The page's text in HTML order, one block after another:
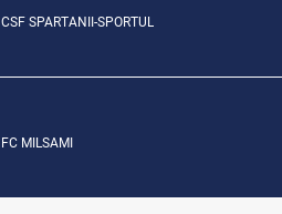
CSF SPARTANII-SPORTUL
FC MILSAMI